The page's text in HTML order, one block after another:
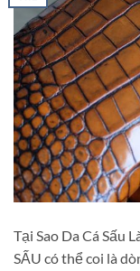
Tại Sao Da Cá Sấu
SẤU có thể coi là